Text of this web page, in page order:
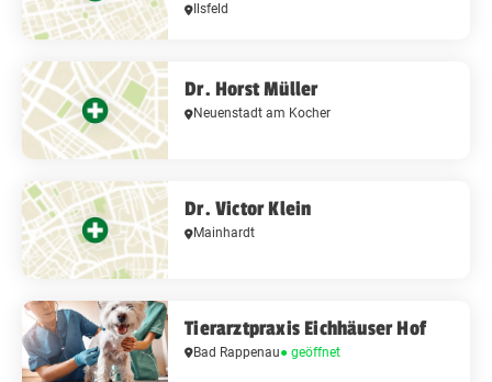
Ilsfeld
Dr. Horst Müller
Neuenstadt am Kocher
Dr. Victor Klein
Mainhardt
Tierarztpraxis Eichhäuser Hof
Bad Rappenau● geöffnet